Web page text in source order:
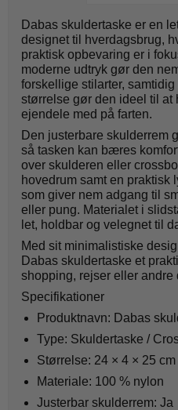
Dabas skuldertaske er en
designet til hverdagsbrug,
praktisk opbevaring er i
moderne udtryk gør den
forskellige stilarter,
størrelse gør den ideel til at
ejendele med på farten.
Den justerbare skulderrem
så tasken kan bæres
over skulderen eller
hovedrum samt en praktisk
som giver nem adgang til
eller pung. Materialet i
let, holdbar og velegnet til
Med sit minimalistiske
Dabas skuldertaske et
shopping, rejser eller andre
Specifikationer
Produktnavn: Dabas
Type: Skuldertaske /
Størrelse: 24 × 4 × 25 cm
Materiale: 100 % nylon
Justerbar skulderrem: Ja